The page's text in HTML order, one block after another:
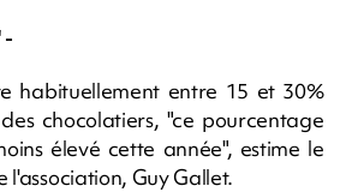
-
habituellement entre 15 et 30%
chocolatiers, "ce pourcentage
élevé cette année", estime le
Guy Gallet.